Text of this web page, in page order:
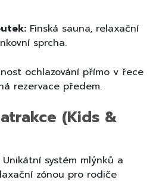
Finská sauna, relaxační
sprcha.
ochlazování přímo v řece
rezervace předem.
(Kids &
Unikátní systém mlýnků a
zónou pro rodiče